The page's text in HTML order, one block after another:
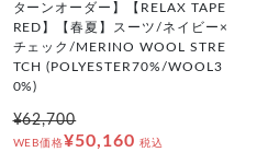
ターンオーダー】【RELAX TAPE
RED】【春夏】スーツ/ネイビー×
チェック/MERINO WOOL STRE
TCH (POLYESTER70%/WOOL3
0%)
¥62,700
WEB価格¥50,160 税込